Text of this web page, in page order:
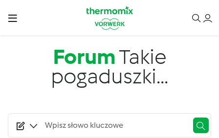
ForumTakie
pogaduszki...